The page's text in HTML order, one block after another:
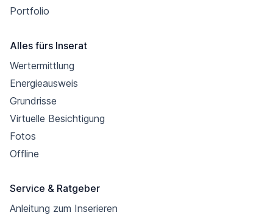
Portfolio
Alles fürs Inserat
Wertermittlung
Energieausweis
Grundrisse
Virtuelle Besichtigung
Fotos
Offline
Service & Ratgeber
Anleitung zum Inserieren